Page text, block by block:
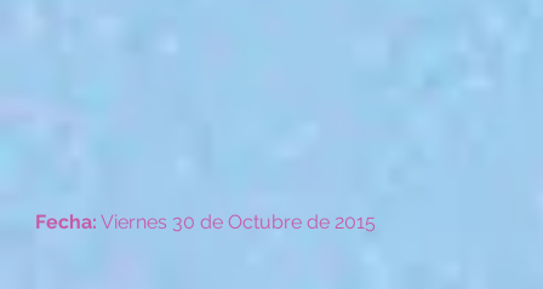
Fecha: Viernes 30 de Octubre de 2015